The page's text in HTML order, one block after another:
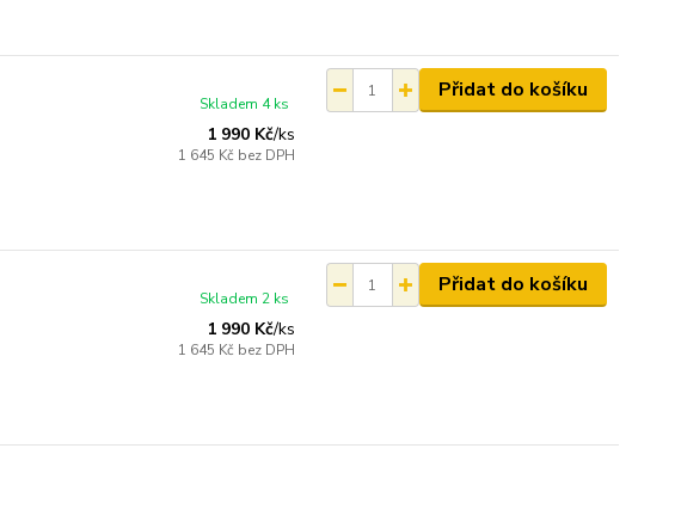
1 990 Kč/ks
1 645 Kč bez DPH
Skladem 4 ks
Přidat do košíku
1 990 Kč/ks
1 645 Kč bez DPH
Skladem 2 ks
Přidat do košíku